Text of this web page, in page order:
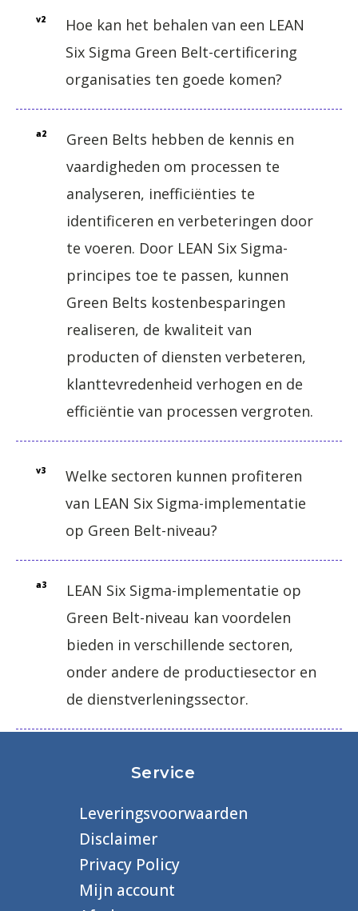
v2
Hoe kan het behalen van een LEAN
Six Sigma Green Belt-certificering
organisaties ten goede komen?
a2
Green Belts hebben de kennis en
vaardigheden om processen te
analyseren, inefficiënties te
identificeren en verbeteringen door
te voeren. Door LEAN Six Sigma-
principes toe te passen, kunnen
Green Belts kostenbesparingen
realiseren, de kwaliteit van
producten of diensten verbeteren,
klanttevredenheid verhogen en de
efficiëntie van processen vergroten.
v3
Welke sectoren kunnen profiteren
van LEAN Six Sigma-implementatie
op Green Belt-niveau?
a3
LEAN Six Sigma-implementatie op
Green Belt-niveau kan voordelen
bieden in verschillende sectoren,
onder andere de productiesector en
de dienstverleningssector.
Service
Leveringsvoorwaarden
Disclaimer
Privacy Policy
Mijn account